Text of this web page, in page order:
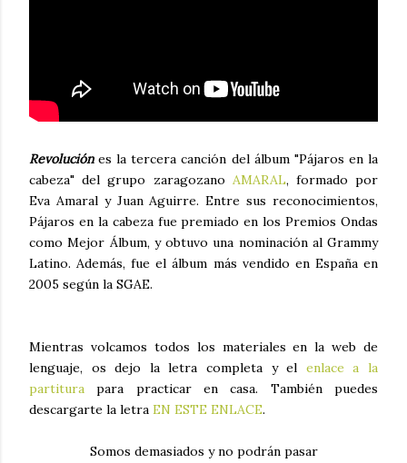
Revoluciónes la tercera canción del álbum "Pájaros en la
cabeza" del grupo zaragozano AMARAL, formado por
Eva Amaral y Juan Aguirre. Entre sus reconocimientos,
Pájaros en la cabeza fue premiado en los Premios Ondas
como Mejor Álbum, y obtuvo una nominación al Grammy
Latino. Además, fue el álbum más vendido en España en
2005 según la SGAE.
Mientras volcamos todos los materiales en la web de
lenguaje, os dejo la letra completa y el enlace a la
partitura para practicar en casa. También puedes
descargarte la letra EN ESTE ENLACE.
Somos demasiados y no podrán pasar